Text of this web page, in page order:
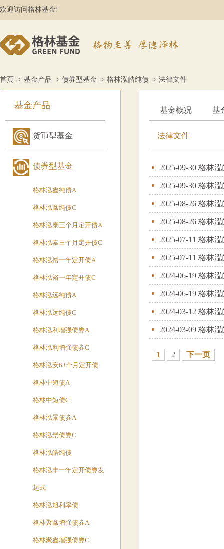
欢迎访问格林基金!
首页 > 基金产品 > 债券型基金 > 格林泓皓纯债 > 法律文件
基金产品
货币型基金
债券型基金
格林泓鑫纯债A
格林泓鑫纯债C
格林泓泰三个月定开债A
格林泓泰三个月定开债C
格林泓裕一年定开债A
格林泓裕一年定开债C
格林泓远纯债A
格林泓远纯债C
格林泓利增强债券A
格林泓利增强债券C
格林泓安63个月定开债
格林中短债A
格林中短债C
格林泓景债券A
格林泓景债券C
格林泓皓纯债
格林泓丰一年定开债券发
起式
格林泓旭利率债
格林聚鑫增强债券A
格林聚鑫增强债券C
基金概况 基
法律文件
2025-09-30 格林
2025-09-30 格林
2025-08-26 格林
2025-08-26 格林
2025-07-11 格林
2025-07-11 格林
2024-06-19 格林
2024-06-19 格林
2024-03-12 格林
2024-03-09 格林
1 2 下一页